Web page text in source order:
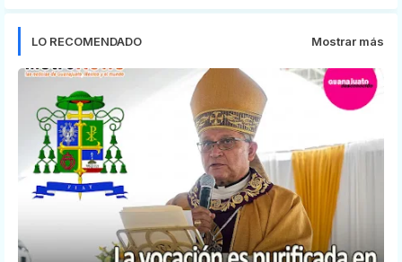
LO RECOMENDADO Mostrar más